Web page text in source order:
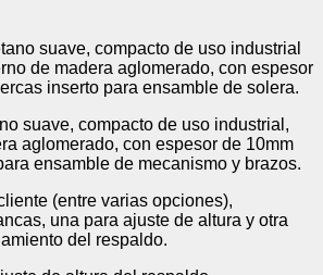
suave, compacto de uso industrial
de madera aglomerado, con espesor
inserto para ensamble de solera.
suave, compacto de uso industrial,
aglomerado, con espesor de 10mm
ensamble de mecanismo y brazos.
(entre varias opciones),
una para ajuste de altura y otra
del respaldo.